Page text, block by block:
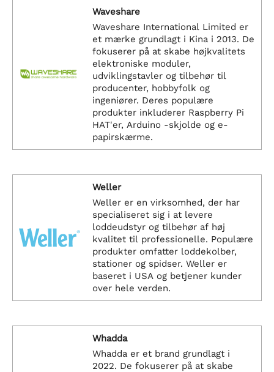
Waveshare
Waveshare International Limited er
et mærke grundlagt i Kina i 2013. De
fokuserer på at skabe højkvalitets
elektroniske moduler,
udviklingstavler og tilbehør til
producenter, hobbyfolk og
ingeniører. Deres populære
produkter inkluderer Raspberry Pi
HAT'er, Arduino -skjolde og e-
papirskærme.
Weller
Weller er en virksomhed, der har
specialiseret sig i at levere
loddeudstyr og tilbehør af høj
kvalitet til professionelle. Populære
produkter omfatter loddekolber,
stationer og spidser. Weller er
baseret i USA og betjener kunder
over hele verden.
Whadda
Whadda er et brand grundlagt i
2022. De fokuserer på at skabe